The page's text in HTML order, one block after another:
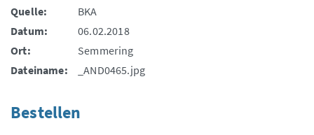
Quelle:
BKA
Datum:
06.02.2018
Ort:
Semmering
Dateiname:
_AND0465.jpg
Bestellen